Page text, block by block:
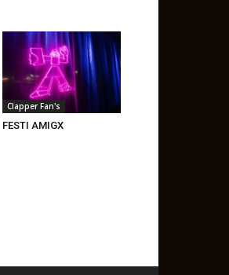
Clapper Fan's
FESTI AMIGX